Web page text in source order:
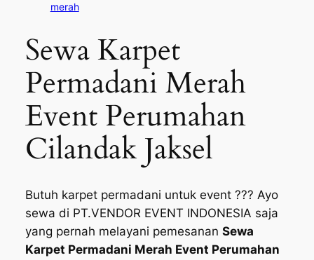
merah
Sewa Karpet
Permadani Merah
Event Perumahan
Cilandak Jaksel
Butuh karpet permadani untuk event ??? Ayo
sewa di PT.VENDOR EVENT INDONESIA saja
yang pernah melayani pemesanan Sewa
Karpet Permadani Merah Event Perumahan